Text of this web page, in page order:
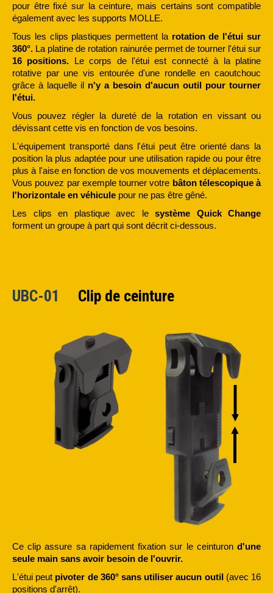
pour être fixé sur la ceinture, mais certains sont compatible
également avec les supports MOLLE.
Tous les clips plastiques permettent la rotation de l'étui sur
360°. La platine de rotation rainurée permet de tourner l'étui sur
16 positions.
Le corps de l'étui est connecté à la platine
rotative par une vis entourée d'une rondelle en caoutchouc
grâce à laquelle il n'y a besoin d'aucun outil pour tourner
l'étui.
Vous pouvez régler la dureté de la rotation en vissant ou
dévissant cette vis en fonction de vos besoins.
L'équipement transporté dans l'étui peut être orienté dans la
position la plus adaptée pour une utilisation rapide ou pour être
plus à l'aise en fonction de vos mouvements et déplacements.
Vous pouvez par exemple tourner votre bâton télescopique à
l'horizontale en véhicule pour ne pas être gêné.
Les clips en plastique avec le système Quick Change
forment un groupe à part qui sont décrit ci-dessous.
UBC-01 Clip de ceinture
Ce clip assure sa rapidement fixation sur le ceinturon d'une
seule main sans avoir besoin de l'ouvrir.
L'étui peut pivoter de 360° sans utiliser aucun outil (avec 16
positions d'arrêt).